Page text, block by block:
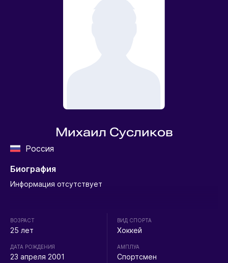
Михаил Сусликов
Россия
Биография
Информация отсутствует
ВОЗРАСТ
25 лет
ДАТА РОЖДЕНИЯ
23 апреля 2001
ВИД СПОРТА
Хоккей
АМПЛУА
Спортсмен